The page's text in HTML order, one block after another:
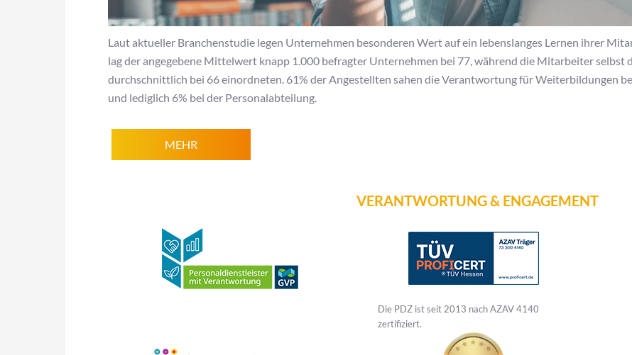
Laut aktueller Branchenstudie legen Unternehmen besonderen Wert auf ein lebenslanges Lernen ihrer
lag der angegebene Mittelwert knapp 1.000 befragter Unternehmen bei 77, während die Mitarbeiter selbst
durchschnittlich bei 66 einordneten. 61% der Angestellten sahen die Verantwortung für Weiterbildungen
und lediglich 6% bei der Personalabteilung.
MEHR
VERANTWORTUNG & ENGAGEMENT
Die PDZ ist seit 2013 nach AZAV 4140
zertifiziert.